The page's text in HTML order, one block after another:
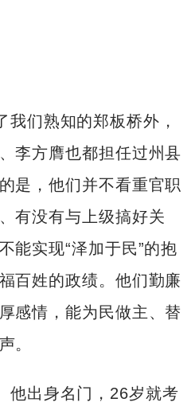
我们熟知的郑板桥外，
李方膺也都担任过州县
是，他们并不看重官职
有没有与上级搞好关
能实现“泽加于民”的抱
百姓的政绩。他们勤廉
感情，能为民做主、替
。
他出身名门，26岁就考